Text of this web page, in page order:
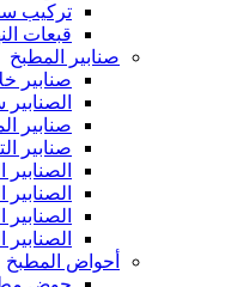
تركيب
قبعات
صنابير المطبخ
صنابير
صنابير
صنابير
الصنابير
الصنابير
الصنابير
أحواض المطبخ